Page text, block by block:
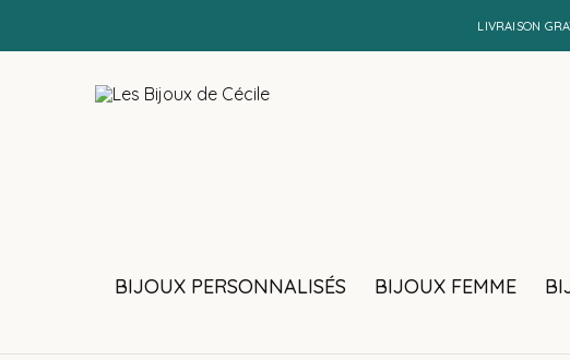
LIVRAISON
BIJOUX PERSONNALISÉS BIJOUX FEMME